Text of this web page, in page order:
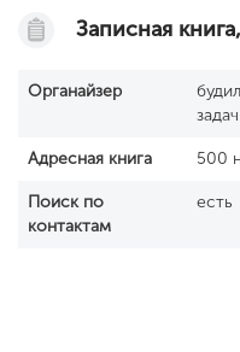
Записная
Органайзер
задач
Адресная книга 500
Поиск по
контактам
есть